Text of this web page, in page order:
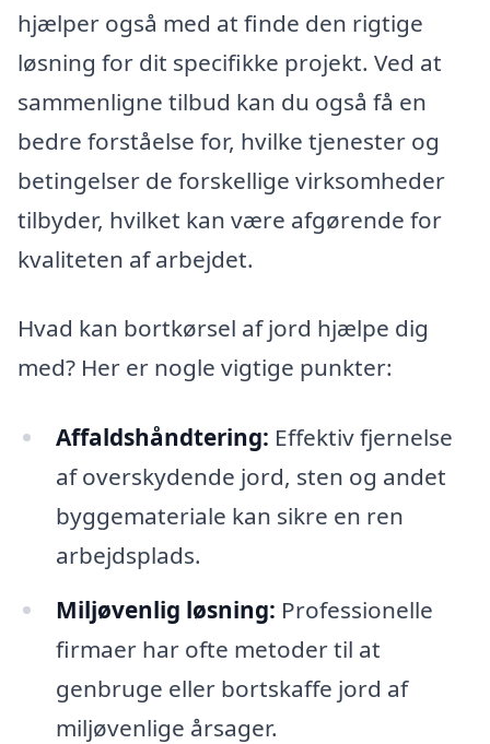
hjælper også med at finde den rigtige
løsning for dit specifikke projekt. Ved at
sammenligne tilbud kan du også få en
bedre forståelse for, hvilke tjenester og
betingelser de forskellige virksomheder
tilbyder, hvilket kan være afgørende for
kvaliteten af arbejdet.
Hvad kan bortkørsel af jord hjælpe dig
med? Her er nogle vigtige punkter:
Affaldshåndtering: Effektiv fjernelse
af overskydende jord, sten og andet
byggemateriale kan sikre en ren
arbejdsplads.
Miljøvenlig løsning: Professionelle
firmaer har ofte metoder til at
genbruge eller bortskaffe jord af
miljøvenlige årsager.